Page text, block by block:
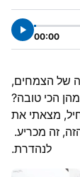
00:00
של הצמחים,
הכי טובה?
מצאתי את
זה מכריע.
לנהדרת.